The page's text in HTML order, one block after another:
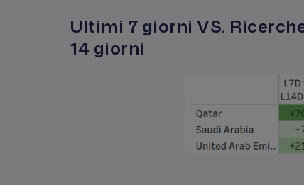
Ultimi 7 giorni VS.
14 giorni